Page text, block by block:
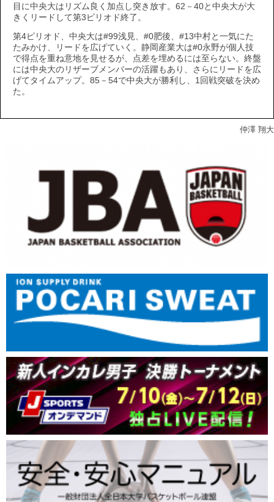
目に中央大はリズム良く加点し突き放す。62－40と中央大が大
きくリードして第3ピリオド終了。
第4ピリオド、中央大は#99浅見、#0肥後、#13中村と一気にた
たみかけ、リードを広げていく。静岡産業大は#0永野が個人技
で得点を重ね意地を見せるが、点差を埋めるには至らない。終盤
には中央大のリザーブメンバーの活躍もあり、さらにリードを広
げてタイムアップ。85－54で中央大が勝利し、1回戦突破を決め
た。
仲澤 翔大